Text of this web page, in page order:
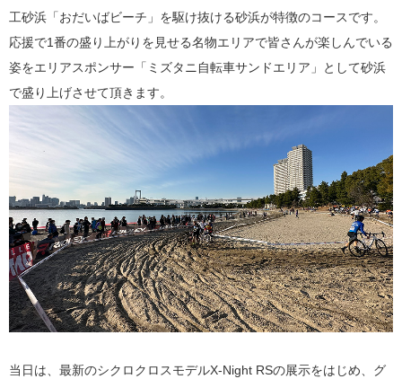
工砂浜「おだいばビーチ」を駆け抜ける砂浜が特徴のコースです。
応援で1番の盛り上がりを見せる名物エリアで皆さんが楽しんでいる
姿をエリアスポンサー「ミズタニ自転車サンドエリア」として砂浜
で盛り上げさせて頂きます。
当日は、最新のシクロクロスモデルX-Night RSの展示をはじめ、グ